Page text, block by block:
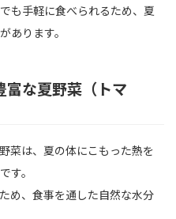
も手軽に食べられるため、夏
あります。
富な夏野菜（トマ
菜は、夏の体にこもった熱を
す。
め、食事を通した自然な水分